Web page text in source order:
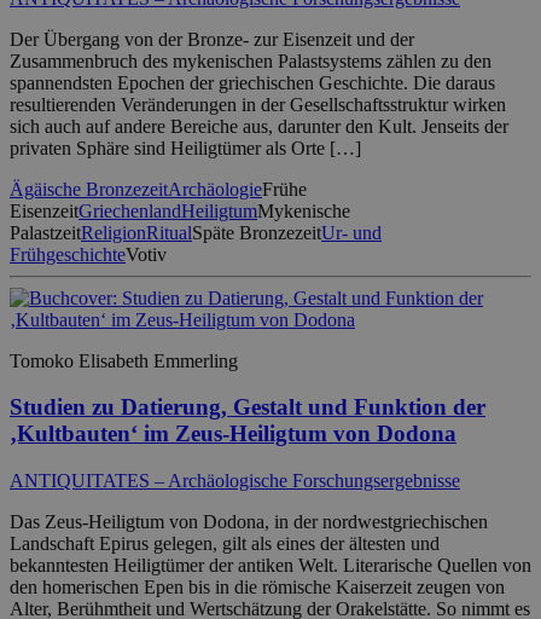
Der Übergang von der Bronze- zur Eisenzeit und der
Zusammenbruch des mykenischen Palastsystems zählen zu den
spannendsten Epochen der griechischen Geschichte. Die daraus
resultierenden Veränderungen in der Gesellschaftsstruktur wirken
sich auch auf andere Bereiche aus, darunter den Kult. Jenseits der
privaten Sphäre sind Heiligtümer als Orte […]
Ägäische BronzezeitArchäologieFrühe
EisenzeitGriechenlandHeiligtumMykenische
PalastzeitReligionRitualSpäte BronzezeitUr- und
FrühgeschichteVotiv
Tomoko Elisabeth Emmerling
Studien zu Datierung, Gestalt und Funktion der
‚Kultbauten‘ im Zeus-Heiligtum von Dodona
ANTIQUITATES – Archäologische Forschungsergebnisse
Das Zeus-Heiligtum von Dodona, in der nordwestgriechischen
Landschaft Epirus gelegen, gilt als eines der ältesten und
bekanntesten Heiligtümer der antiken Welt. Literarische Quellen von
den homerischen Epen bis in die römische Kaiserzeit zeugen von
Alter, Berühmtheit und Wertschätzung der Orakelstätte. So nimmt es